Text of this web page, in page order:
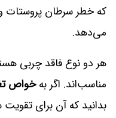
که خطر سرطان پروستات
می‌دهد.
هر دو نوع فاقد چربی
مناسب‌اند. اگر بهخواص
بدانید که آن برای